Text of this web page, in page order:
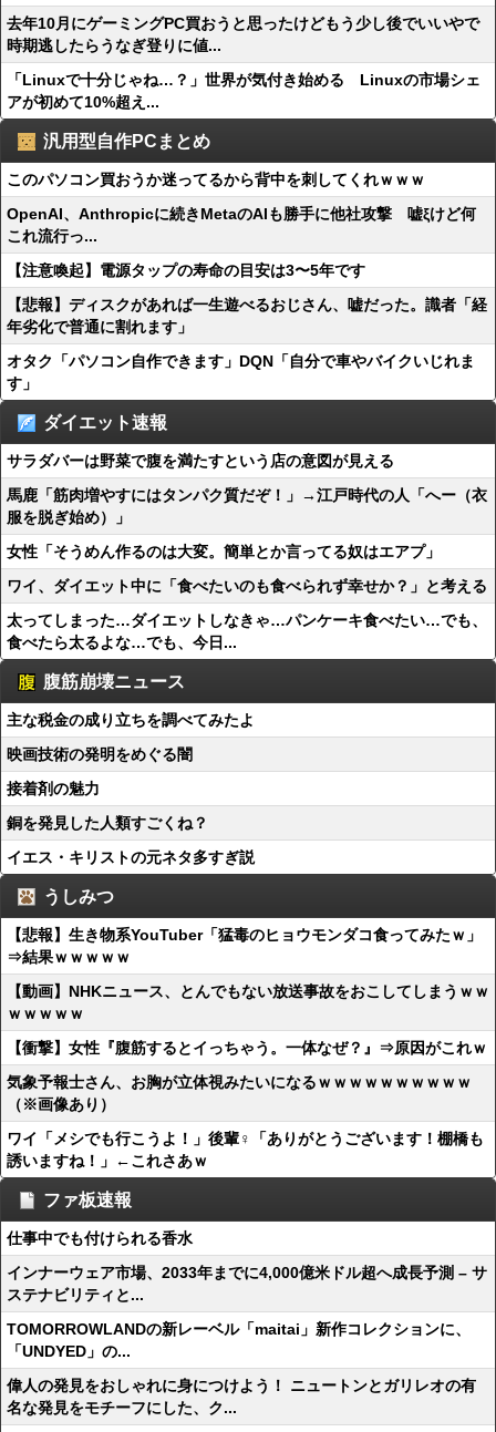
去年10月にゲーミングPC買おうと思ったけどもう少し後でいいやで
時期逃したらうなぎ登りに値...
「Linuxで十分じゃね…？」世界が気付き始める Linuxの市場シェ
アが初めて10%超え...
汎用型自作PCまとめ
このパソコン買おうか迷ってるから背中を刺してくれｗｗｗ
OpenAI、Anthropicに続きMetaのAIも勝手に他社攻撃 嘘ξけど何
これ流行っ...
【注意喚起】電源タップの寿命の目安は3〜5年です
【悲報】ディスクがあれば一生遊べるおじさん、嘘だった。識者「経
年劣化で普通に割れます」
オタク「パソコン自作できます」DQN「自分で車やバイクいじれま
す」
ダイエット速報
サラダバーは野菜で腹を満たすという店の意図が見える
馬鹿「筋肉増やすにはタンパク質だぞ！」→江戸時代の人「へー（衣
服を脱ぎ始め）」
女性「そうめん作るのは大変。簡単とか言ってる奴はエアプ」
ワイ、ダイエット中に「食べたいのも食べられず幸せか？」と考える
太ってしまった…ダイエットしなきゃ…パンケーキ食べたい…でも、
食べたら太るよな…でも、今日...
腹筋崩壊ニュース
主な税金の成り立ちを調べてみたよ
映画技術の発明をめぐる闇
接着剤の魅力
銅を発見した人類すごくね？
イエス・キリストの元ネタ多すぎ説
うしみつ
【悲報】生き物系YouTuber「猛毒のヒョウモンダコ食ってみたｗ」
⇒結果ｗｗｗｗｗ
【動画】NHKニュース、とんでもない放送事故をおこしてしまうｗｗ
ｗｗｗｗｗ
【衝撃】女性『腹筋するとイっちゃう。一体なぜ？』⇒原因がこれｗ
気象予報士さん、お胸が立体視みたいになるｗｗｗｗｗｗｗｗｗｗ
（※画像あり）
ワイ「メシでも行こうよ！」後輩♀「ありがとうございます！棚橋も
誘いますね！」←これさあｗ
ファ板速報
仕事中でも付けられる香水
インナーウェア市場、2033年までに4,000億米ドル超へ成長予測 – サ
ステナビリティと...
TOMORROWLANDの新レーベル「maitai」新作コレクションに、
「UNDYED」の...
偉人の発見をおしゃれに身につけよう！ ニュートンとガリレオの有
名な発見をモチーフにした、ク...